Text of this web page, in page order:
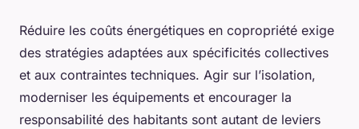
Réduire les coûts énergétiques en copropriété exige
des stratégies adaptées aux spécificités collectives
et aux contraintes techniques. Agir sur l’isolation,
moderniser les équipements et encourager la
responsabilité des habitants sont autant de leviers